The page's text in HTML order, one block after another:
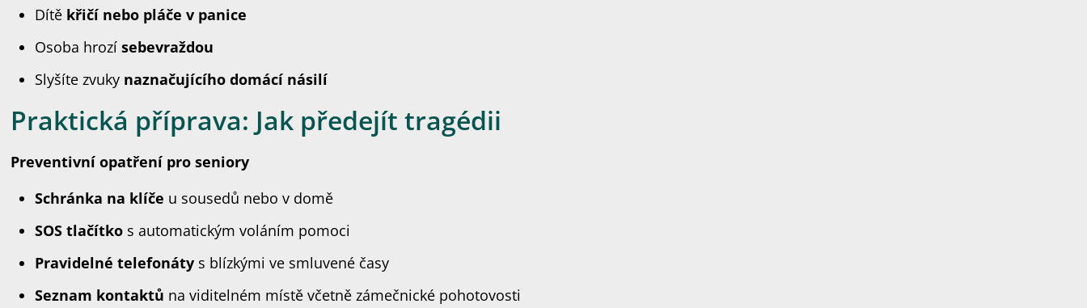
Dítě křičí nebo pláče v panice
Osoba hrozísebevraždou
Slyšíte zvuky naznačujícího domácí násilí
Praktická příprava: Jak předejít tragédii
Preventivní opatření pro seniory
Schránka na klíče u sousedů nebo v domě
SOS tlačítko s automatickým voláním pomoci
Pravidelné telefonáty s blízkými ve smluvené časy
Seznam kontaktů na viditelném místě včetně zámečnické pohotovosti